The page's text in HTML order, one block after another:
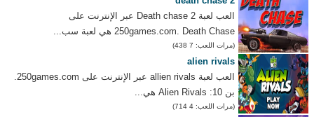
العب لعبة Death chase 2 عبر الإنترنت على
250games.com. Death Chase هي لعبة سب...
(مرات اللعب: 7 438)
alien rivals
العب لعبة allien rivals عبر الإنترنت على 250games.com.
بن 10: Alien Rivals هي...
(مرات اللعب: 4 714)